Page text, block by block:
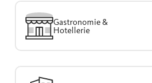
Gastronomie &
Hotellerie